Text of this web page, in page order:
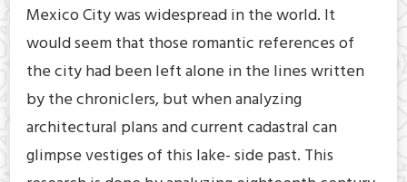
Mexico City was widespread in the world. It
would seem that those romantic references of
the city had been left alone in the lines written
by the chroniclers, but when analyzing
architectural plans and current cadastral can
glimpse vestiges of this lake- side past. This